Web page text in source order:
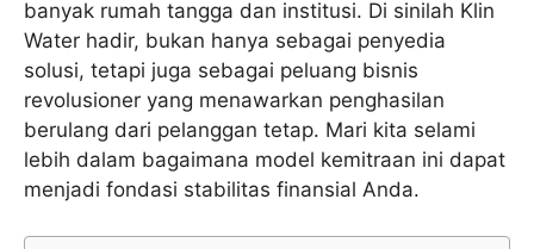
banyak rumah tangga dan institusi. Di sinilah Klin
Water hadir, bukan hanya sebagai penyedia
solusi, tetapi juga sebagai peluang bisnis
revolusioner yang menawarkan penghasilan
berulang dari pelanggan tetap. Mari kita selami
lebih dalam bagaimana model kemitraan ini dapat
menjadi fondasi stabilitas finansial Anda.